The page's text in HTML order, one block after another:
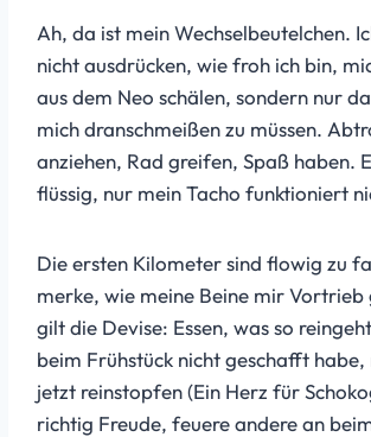
Ah, da ist mein Wechselbeutelchen.
nicht ausdrücken, wie froh ich bin,
aus dem Neo schälen, sondern nur
mich dranschmeißen zu müssen.
anziehen, Rad greifen, Spaß haben.
flüssig, nur mein Tacho funktioniert
Die ersten Kilometer sind flowig zu
merke, wie meine Beine mir Vortrieb
gilt die Devise: Essen, was so
beim Frühstück nicht geschafft habe,
jetzt reinstopfen (Ein Herz für
richtig Freude, feuere andere an